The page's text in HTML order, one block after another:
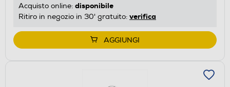
Acquisto online: disponibile
Ritiro in negozio in 30' gratuito: verifica
AGGIUNGI